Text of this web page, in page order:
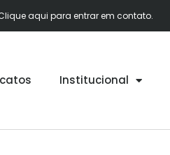
aqui para entrar em contato.
Institucional